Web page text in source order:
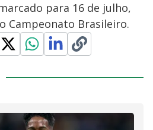
para 16 de julho,
Campeonato Brasileiro.